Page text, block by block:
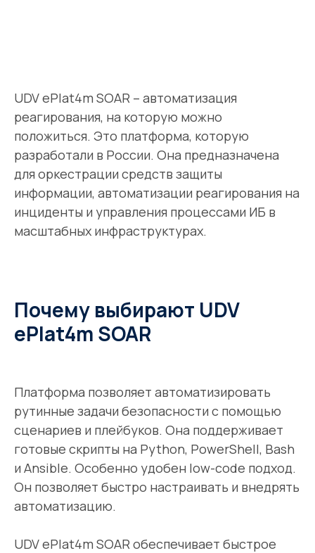
UDV ePlat4m SOAR – автоматизация
реагирования, на которую можно
положиться. Это платформа, которую
разработали в России. Она предназначена
для оркестрации средств защиты
информации, автоматизации реагирования на
инциденты и управления процессами ИБ в
масштабных инфраструктурах.
Почему выбирают UDV
ePlat4m SOAR
Платформа позволяет автоматизировать
рутинные задачи безопасности с помощью
сценариев и плейбуков. Она поддерживает
готовые скрипты на Python, PowerShell, Bash
и Ansible. Особенно удобен low-code подход.
Он позволяет быстро настраивать и внедрять
автоматизацию.
UDV ePlat4m SOAR обеспечивает быстрое